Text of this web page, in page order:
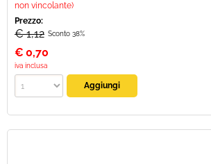
non vincolante)
Prezzo:
€ 1,12 Sconto 38%
€ 0,70
iva inclusa